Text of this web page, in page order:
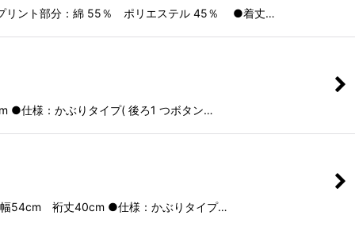
プリント部分：綿 55％ ポリエステル 45％ ●着丈…
●仕様：かぶりタイプ( 後ろ1 つボタン…
幅54cm 裄丈40cm ●仕様：かぶりタイプ…